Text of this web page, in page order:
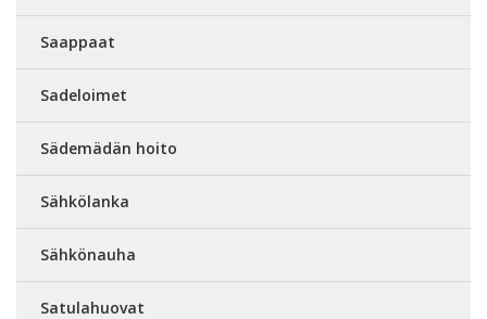
Saappaat
Sadeloimet
Sädemädän hoito
Sähkölanka
Sähkönauha
Satulahuovat